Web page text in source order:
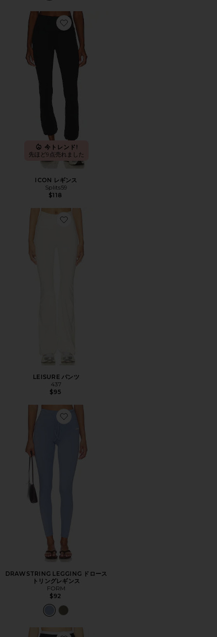
Favorite ICON レギンス
今トレンド!
先ほど9点売れました
ICON レギンス
Splits59
$118
Favorite LEISURE パンツ
LEISURE パンツ
437
$95
Favorite DRAWSTRING LEGGING ドローストリングレ
DRAWSTRING LEGGING ドロース
トリングレギンス
FORM
$92